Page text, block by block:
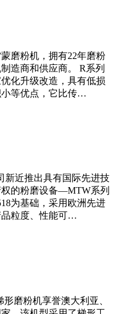
磨粉机，拥有22年磨粉
造商和供应商。 R系列
化升级改造，具有低损
等优点，它比传…
新近推出具有国际先进技
的粉磨设备—MTW系列
为基础，采用欧洲先进
品粒度、性能可…
磨粉机享誉澳大利亚、